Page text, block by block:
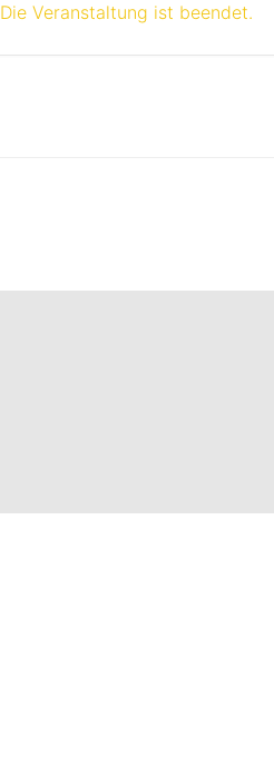
Die Veranstaltung ist beendet.